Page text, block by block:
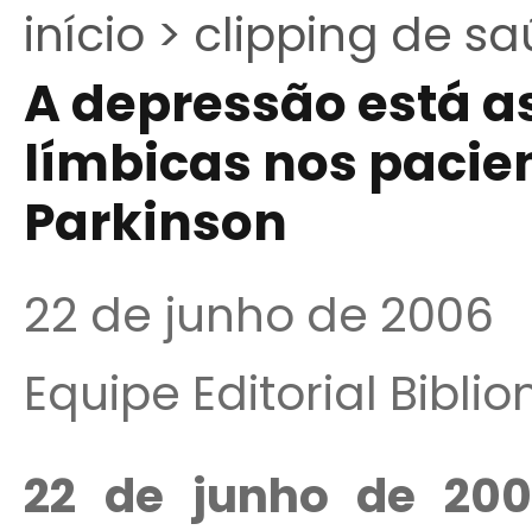
início > clipping de
A depressão está
límbicas nos
Parkinson
22 de junho de 2006
Equipe Editorial
22 de junho de